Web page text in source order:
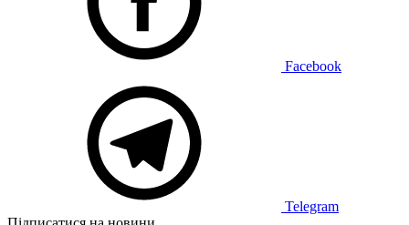
Facebook
Telegram